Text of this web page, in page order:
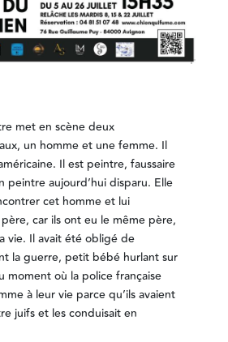
met en scène deux
un homme et une femme. Il
Il est peintre, faussaire
peintre aujourd’hui disparu. Elle
cet homme et lui
car ils ont eu le même père,
vie. Il avait été obligé de
la guerre, petit bébé hurlant sur
moment où la police française
à leur vie parce qu’ils avaient
juifs et les conduisait en